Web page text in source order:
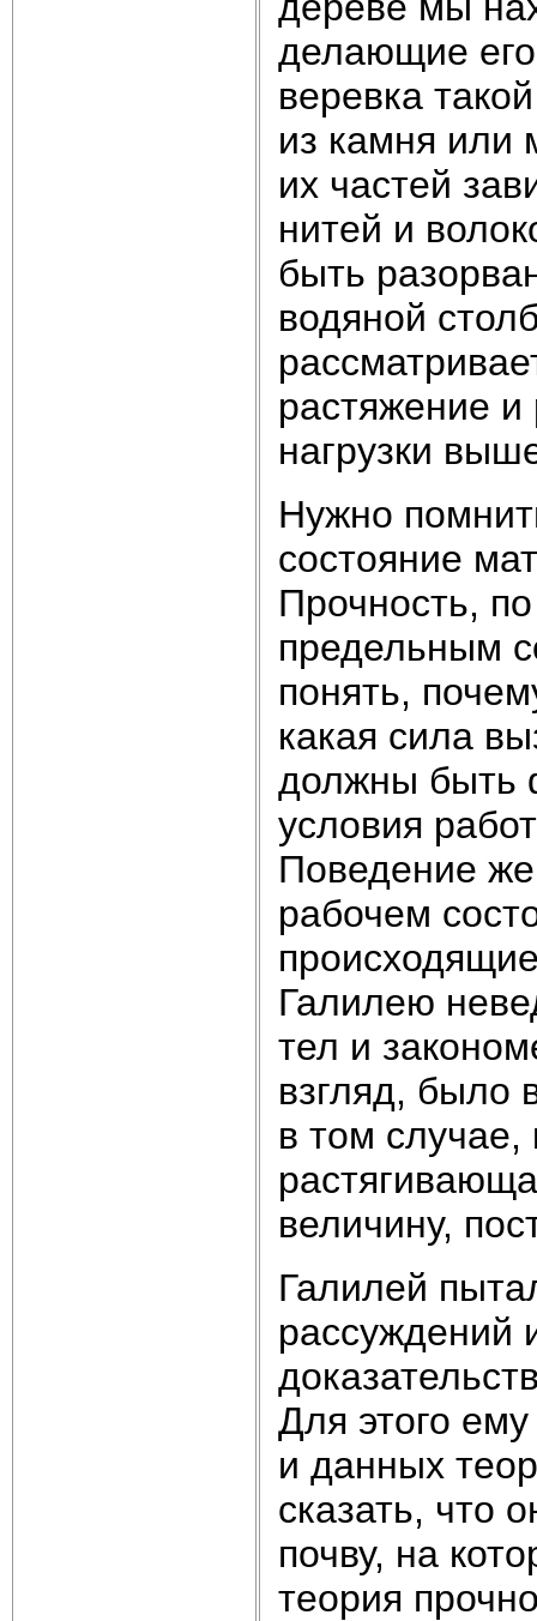
делающие
веревка
из камня или
их частей
нитей и
быть
водяной
растяжение
нагрузки
Нужно
состояние
Прочность,
предельным
понять,
какая сила
должны быть
условия
Поведение
рабочем
Галилею
тел и
взгляд, было
в том случае,
величину,
Галилей
рассуждений
Для этого
и данных
сказать, что
почву, на
теория